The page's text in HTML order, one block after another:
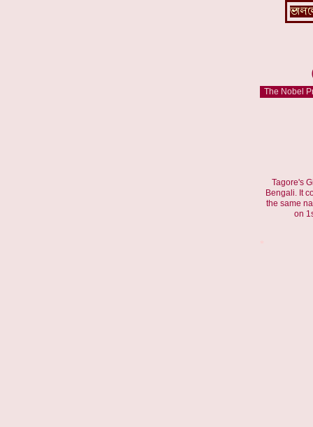
The Nobel
Tagore's
Bengali. It
the same
on